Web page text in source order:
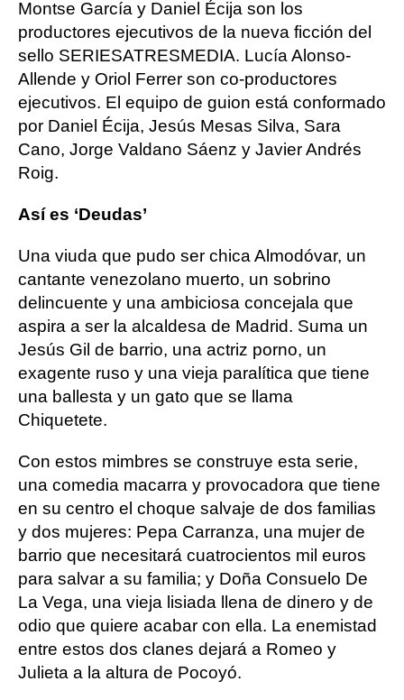
Montse García y Daniel Écija son los
productores ejecutivos de la nueva ficción del
sello SERIESATRESMEDIA. Lucía Alonso-
Allende y Oriol Ferrer son co-productores
ejecutivos. El equipo de guion está conformado
por Daniel Écija, Jesús Mesas Silva, Sara
Cano, Jorge Valdano Sáenz y Javier Andrés
Roig.
Así es ‘Deudas’
Una viuda que pudo ser chica Almodóvar, un
cantante venezolano muerto, un sobrino
delincuente y una ambiciosa concejala que
aspira a ser la alcaldesa de Madrid. Suma un
Jesús Gil de barrio, una actriz porno, un
exagente ruso y una vieja paralítica que tiene
una ballesta y un gato que se llama
Chiquetete.
Con estos mimbres se construye esta serie,
una comedia macarra y provocadora que tiene
en su centro el choque salvaje de dos familias
y dos mujeres: Pepa Carranza, una mujer de
barrio que necesitará cuatrocientos mil euros
para salvar a su familia; y Doña Consuelo De
La Vega, una vieja lisiada llena de dinero y de
odio que quiere acabar con ella. La enemistad
entre estos dos clanes dejará a Romeo y
Julieta a la altura de Pocoyó.